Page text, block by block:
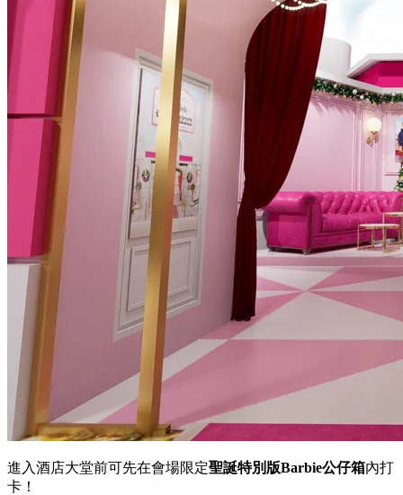
進入酒店大堂前可先在會場限定聖誕特別版Barbie公仔箱內打
卡！